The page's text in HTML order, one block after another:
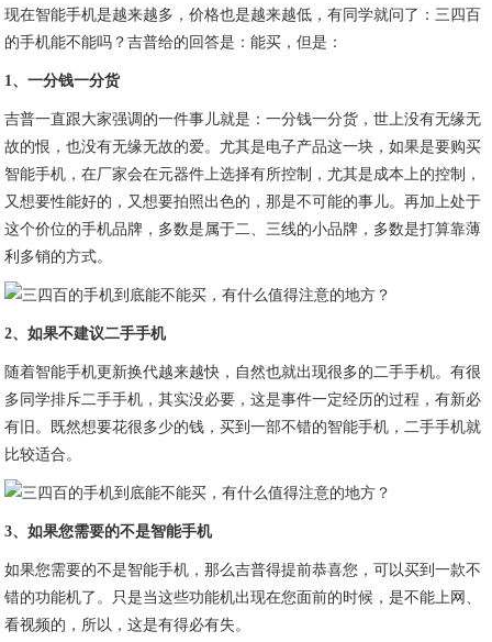
现在智能手机是越来越多，价格也是越来越低，有同学就问了：三四百
的手机能不能吗？吉普给的回答是：能买，但是：
1、一分钱一分货
吉普一直跟大家强调的一件事儿就是：一分钱一分货，世上没有无缘无
故的恨，也没有无缘无故的爱。尤其是电子产品这一块，如果是要购买
智能手机，在厂家会在元器件上选择有所控制，尤其是成本上的控制，
又想要性能好的，又想要拍照出色的，那是不可能的事儿。再加上处于
这个价位的手机品牌，多数是属于二、三线的小品牌，多数是打算靠薄
利多销的方式。
2、如果不建议二手手机
随着智能手机更新换代越来越快，自然也就出现很多的二手手机。有很
多同学排斥二手手机，其实没必要，这是事件一定经历的过程，有新必
有旧。既然想要花很多少的钱，买到一部不错的智能手机，二手手机就
比较适合。
3、如果您需要的不是智能手机
如果您需要的不是智能手机，那么吉普得提前恭喜您，可以买到一款不
错的功能机了。只是当这些功能机出现在您面前的时候，是不能上网、
看视频的，所以，这是有得必有失。